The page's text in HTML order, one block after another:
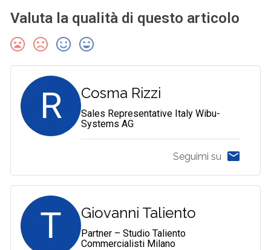
Valuta la qualità di questo articolo
R Cosma Rizzi
Sales Representative Italy Wibu-
Systems AG
Seguimi su
T Giovanni Taliento
Partner – Studio Taliento
Commercialisti Milano